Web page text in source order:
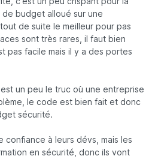
budget alloué sur une
de suite le meilleur pour pas
sont très rares, il faut bien
pas facile mais il y a des portes
un peu le truc où une entreprise
le code est bien fait et donc
sécurité.
confiance à leurs dévs, mais les
en sécurité, donc ils vont